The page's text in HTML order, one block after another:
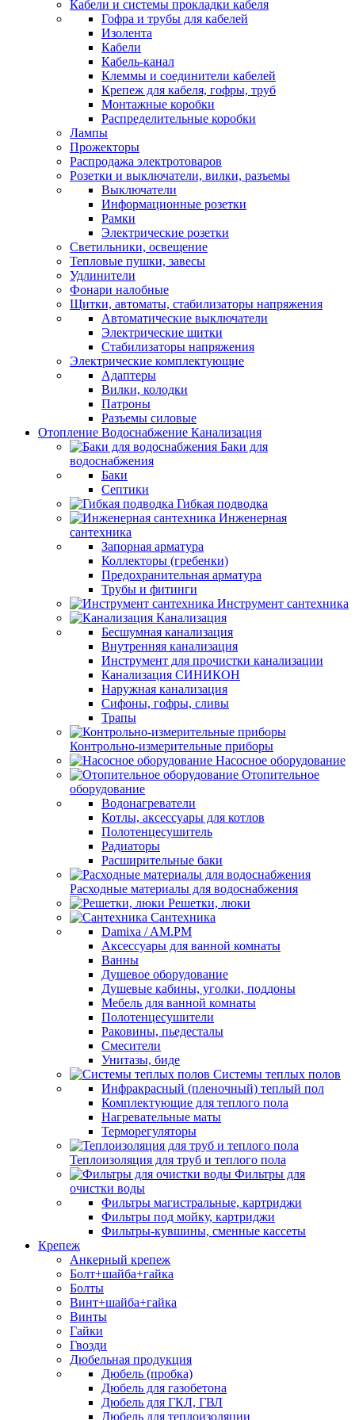
Кабели и системы прокладки кабеля
Гофра и трубы для кабелей
Изолента
Кабели
Кабель-канал
Клеммы и соединители кабелей
Крепеж для кабеля, гофры, труб
Монтажные коробки
Распределительные коробки
Лампы
Прожекторы
Распродажа электротоваров
Розетки и выключатели, вилки, разъемы
Выключатели
Информационные розетки
Рамки
Электрические розетки
Светильники, освещение
Тепловые пушки, завесы
Удлинители
Фонари налобные
Щитки, автоматы, стабилизаторы напряжения
Автоматические выключатели
Электрические щитки
Стабилизаторы напряжения
Электрические комплектующие
Адаптеры
Вилки, колодки
Патроны
Разъемы силовые
Отопление Водоснабжение Канализация
Баки для
водоснабжения
Баки
Септики
Гибкая подводка
Инженерная
сантехника
Запорная арматура
Коллекторы (гребенки)
Предохранительная арматура
Трубы и фитинги
Инструмент сантехника
Канализация
Бесшумная канализация
Внутренняя канализация
Инструмент для прочистки канализации
Канализация СИНИКОН
Наружная канализация
Сифоны, гофры, сливы
Трапы
Контрольно-измерительные приборы
Насосное оборудование
Отопительное
оборудование
Водонагреватели
Котлы, аксессуары для котлов
Полотенцесушитель
Радиаторы
Расширительные баки
Расходные материалы для водоснабжения
Решетки, люки
Сантехника
Damixa / AM.PM
Аксессуары для ванной комнаты
Ванны
Душевое оборудование
Душевые кабины, уголки, поддоны
Мебель для ванной комнаты
Полотенцесушители
Раковины, пьедесталы
Смесители
Унитазы, биде
Системы теплых полов
Инфракрасный (пленочный) теплый пол
Комплектующие для теплого пола
Нагревательные маты
Терморегуляторы
Теплоизоляция для труб и теплого пола
Фильтры для
очистки воды
Фильтры магистральные, картриджи
Фильтры под мойку, картриджи
Фильтры-кувшины, сменные кассеты
Крепеж
Анкерный крепеж
Болт+шайба+гайка
Болты
Винт+шайба+гайка
Винты
Гайки
Гвозди
Дюбельная продукция
Дюбель (пробка)
Дюбель для газобетона
Дюбель для ГКЛ, ГВЛ
Дюбель для теплоизоляции